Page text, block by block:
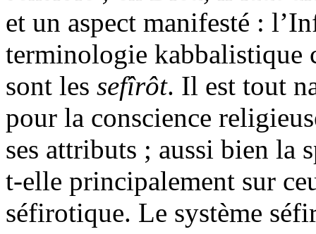
et un aspect manifesté :
terminologie kabbalistique
sont les sefîrôt. Il est tout
pour la conscience
ses attributs ; aussi bien la
t-elle principalement sur
séfirotique. Le système